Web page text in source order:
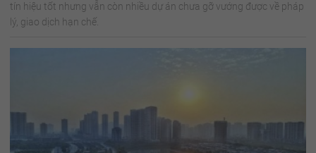
tín hiệu tốt nhưng vẫn còn nhiều dự án chưa gỡ vướng được về pháp
lý, giao dịch hạn chế.